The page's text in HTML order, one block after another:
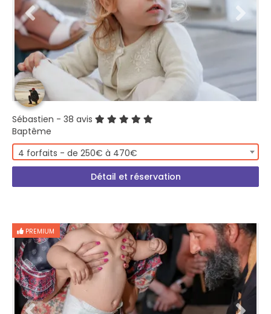
Sébastien - 38 avis
Baptême
4 forfaits - de 250€ à 470€
Détail et réservation
PREMIUM